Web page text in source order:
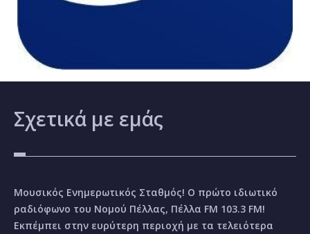
Σχετικά με εμάς
Μουσικός Ενημερωτικός Σταθμός! Ο πρώτο ιδιωτικό
ραδιόφωνο του Νομού Πέλλας, Πέλλα FM 103.3 FM!
Εκπέμπει στην ευρύτερη περιοχή με τα τελειότερα